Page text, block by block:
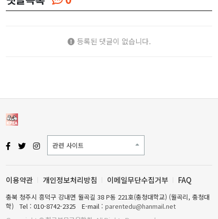
등록된 댓글이 없습니다.
관련 사이트
이용약관 개인정보처리방침 이메일무단수집거부 FAQ
충북 청주시 흥덕구 강내면 월곡길 38 P동 221호(충청대학교) (월곡리, 충청대
학)
Tel : 010-8742-2325 E-mail : parentedu@hanmail.net